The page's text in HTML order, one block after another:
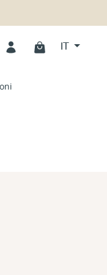
articoli nella lista dei